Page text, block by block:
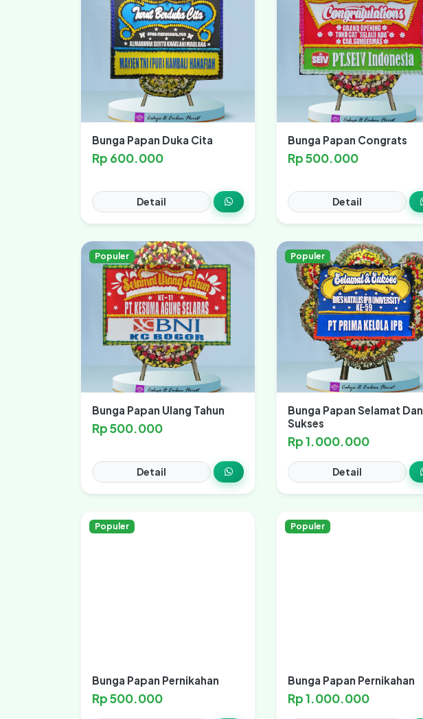
Bunga Papan Duka Cita
Rp 600.000
Detail
Bunga Papan Congrats
Rp 500.000
Detail
Populer
Bunga Papan Ulang Tahun
Rp 500.000
Detail
Populer
Bunga Papan Selamat Dan
Sukses
Rp 1.000.000
Detail
Populer
Bunga Papan Pernikahan
Rp 500.000
Populer
Bunga Papan Pernikahan
Rp 1.000.000